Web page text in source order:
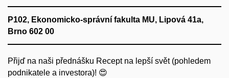
P102, Ekonomicko-správní fakulta MU, Lipová 41a,
Brno 602 00
Přijď na naši přednášku Recept na lepší svět (pohledem
podnikatele a investora)! 😍